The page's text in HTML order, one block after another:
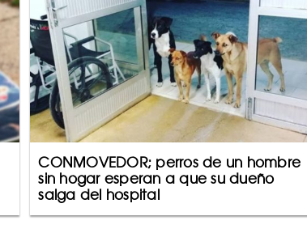
CONMOVEDOR; perros de un hombre
sin hogar esperan a que su dueño
salga del hospital